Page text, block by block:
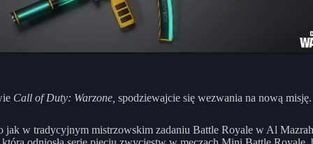
Call of Duty: Warzone, spodziewajcie się wezwania na nową misję.
jak w tradycyjnym mistrzowskim zadaniu Battle Royale w Al Mazrah